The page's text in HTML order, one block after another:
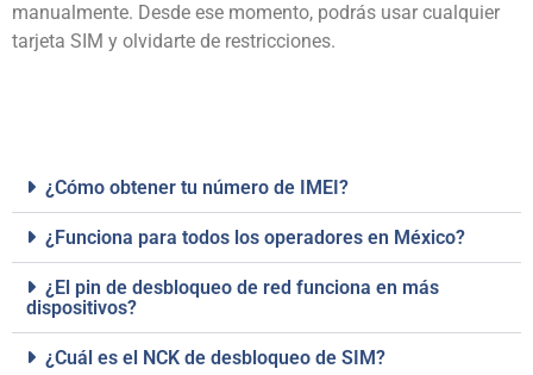
manualmente. Desde ese momento, podrás usar cualquier
tarjeta SIM y olvidarte de restricciones.
¿Cómo obtener tu número de IMEI?
¿Funciona para todos los operadores en México?
¿El pin de desbloqueo de red funciona en más
dispositivos?
¿Cuál es el NCK de desbloqueo de SIM?